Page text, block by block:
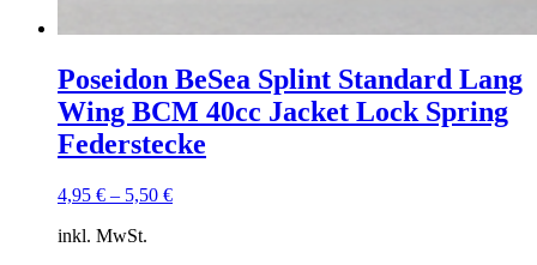
Poseidon BeSea Splint Standard Lang
Wing BCM 40cc Jacket Lock Spring
Federstecke
4,95 € – 5,50 €
inkl. MwSt.